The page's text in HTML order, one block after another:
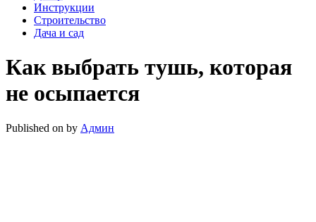
Инструкции
Строительство
Дача и сад
Как выбрать тушь, которая
не осыпается
Published on by Админ